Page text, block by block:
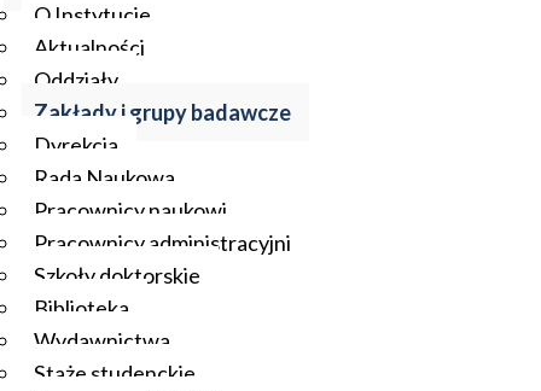
O Instytucie
Aktualności
Oddziały
Zakłady i grupy badawcze
Dyrekcja
Rada Naukowa
Pracownicy naukowi
Pracownicy administracyjni
Szkoły doktorskie
Biblioteka
Wydawnictwa
Staże studenckie